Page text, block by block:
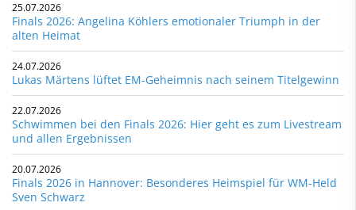
25.07.2026
Finals 2026: Angelina Köhlers emotionaler Triumph in der
alten Heimat
24.07.2026
Lukas Märtens lüftet EM-Geheimnis nach seinem Titelgewinn
22.07.2026
Schwimmen bei den Finals 2026: Hier geht es zum Livestream
und allen Ergebnissen
20.07.2026
Finals 2026 in Hannover: Besonderes Heimspiel für WM-Held
Sven Schwarz